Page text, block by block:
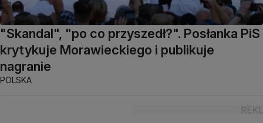
"Skandal", "po co przyszedł?". Posłanka PiS
krytykuje Morawieckiego i publikuje
nagranie
POLSKA